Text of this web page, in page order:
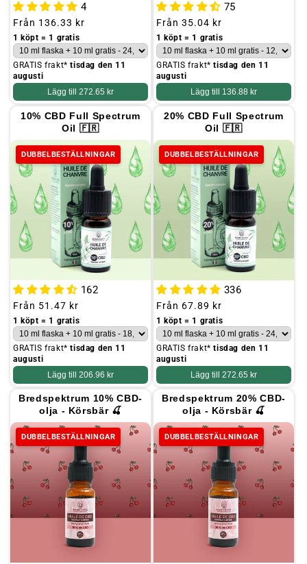
4
Ordinarie
pris
Från 136.33 kr
1 köpt = 1 gratis
GRATIS frakt*tisdag den 11
augusti
Lägg till 272.65 kr
75
Ordinarie
pris
Från 35.04 kr
1 köpt = 1 gratis
GRATIS frakt*tisdag den 11
augusti
Lägg till 136.88 kr
10% CBD Full Spectrum
Oil 🇫🇷
DUBBELBESTÄLLNINGAR
162
Ordinarie
pris
Från 51.47 kr
1 köpt = 1 gratis
GRATIS frakt*tisdag den 11
augusti
Lägg till 206.96 kr
20% CBD Full Spectrum
Oil 🇫🇷
DUBBELBESTÄLLNINGAR
336
Ordinarie
pris
Från 67.89 kr
1 köpt = 1 gratis
GRATIS frakt*tisdag den 11
augusti
Lägg till 272.65 kr
Bredspektrum 10% CBD-
olja - Körsbär 🍒
DUBBELBESTÄLLNINGAR
Bredspektrum 20% CBD-
olja - Körsbär 🍒
DUBBELBESTÄLLNINGAR